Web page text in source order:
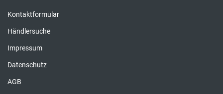
Kontaktformular
Händlersuche
Impressum
Datenschutz
AGB